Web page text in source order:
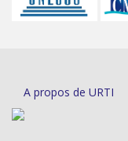
A propos de URTI